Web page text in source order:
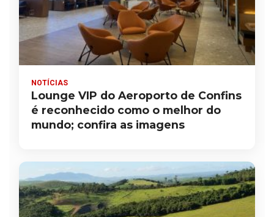
NOTÍCIAS
Lounge VIP do Aeroporto de Confins
é reconhecido como o melhor do
mundo; confira as imagens